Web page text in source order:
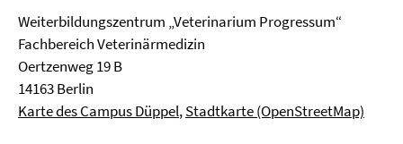
Weiterbildungszentrum „Veterinarium Progressum“
Fachbereich Veterinärmedizin
Oertzenweg 19 B
14163 Berlin
Karte des Campus Düppel,Stadtkarte (OpenStreetMap)